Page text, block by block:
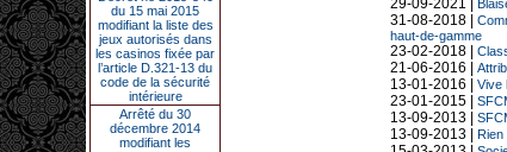
du 15 mai 2015
modifiant la liste des
jeux autorisés dans
les casinos fixée par
l’article D.321-13 du
code de la sécurité
intérieure
Arrêté du 30
décembre 2014
modifiant les
29-09-2021 |
31-08-2018 |
haut-de-gamme
23-02-2018 |
21-06-2016 |
13-01-2016 | Vive
23-01-2015 |
13-09-2013 |
13-09-2013 | Rien